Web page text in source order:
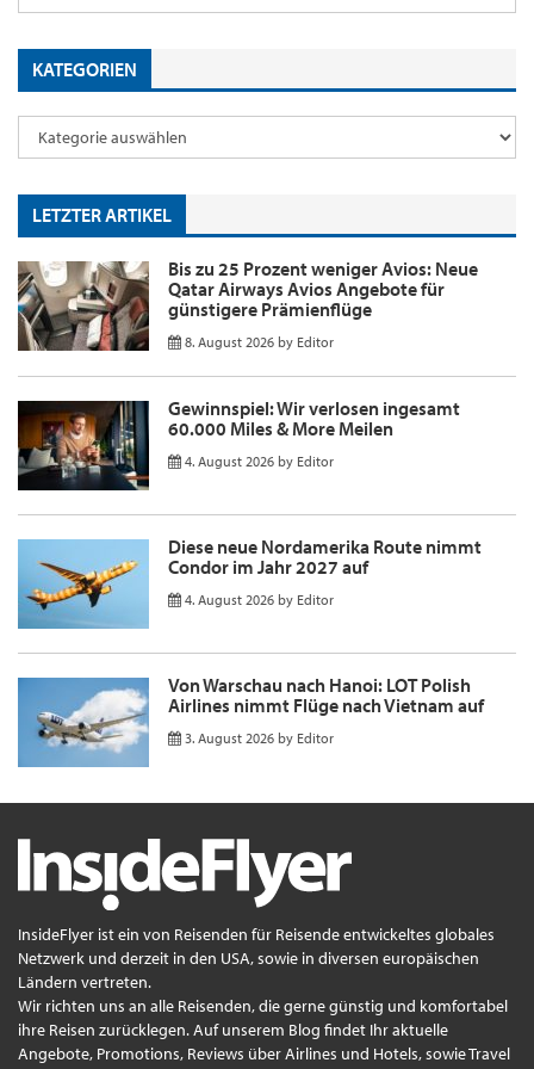
KATEGORIEN
LETZTER ARTIKEL
Bis zu 25 Prozent weniger Avios: Neue
Qatar Airways Avios Angebote für
günstigere Prämienflüge
8. August 2026 by Editor
Gewinnspiel: Wir verlosen ingesamt
60.000 Miles & More Meilen
4. August 2026 by Editor
Diese neue Nordamerika Route nimmt
Condor im Jahr 2027 auf
4. August 2026 by Editor
Von Warschau nach Hanoi: LOT Polish
Airlines nimmt Flüge nach Vietnam auf
3. August 2026 by Editor
InsideFlyer ist ein von Reisenden für Reisende entwickeltes globales
Netzwerk und derzeit in den USA, sowie in diversen europäischen
Ländern vertreten.
Wir richten uns an alle Reisenden, die gerne günstig und komfortabel
ihre Reisen zurücklegen. Auf unserem Blog findet Ihr aktuelle
Angebote, Promotions, Reviews über Airlines und Hotels, sowie Travel